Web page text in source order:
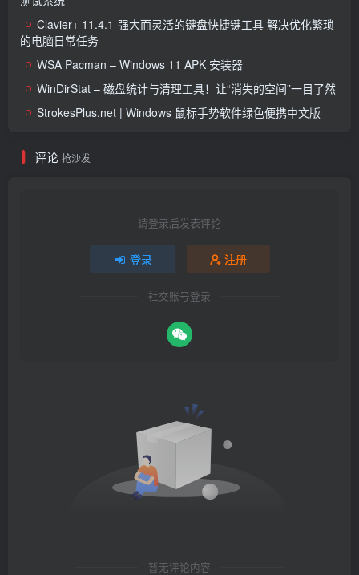
Clavier+ 11.4.1-强大而灵活的键盘快捷键工具 解决优化繁琐
的电脑日常任务
WSA Pacman – Windows 11 APK 安装器
WinDirStat – 磁盘统计与清理工具！让“消失的空间”一目了然
StrokesPlus.net | Windows 鼠标手势软件绿色便携中文版
评论 抢沙发
请登录后发表评论
登录 注册
社交账号登录
暂无评论内容